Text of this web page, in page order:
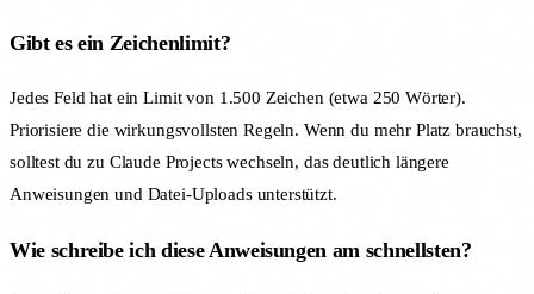
Gibt es ein Zeichenlimit?
Jedes Feld hat ein Limit von 1.500 Zeichen (etwa 250 Wörter).
Priorisiere die wirkungsvollsten Regeln. Wenn du mehr Platz brauchst,
solltest du zu Claude Projects wechseln, das deutlich längere
Anweisungen und Datei-Uploads unterstützt.
Wie schreibe ich diese Anweisungen am schnellsten?